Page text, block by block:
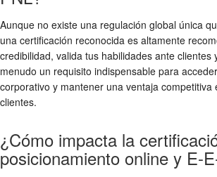
Aunque no existe una regulación global única
una certificación reconocida es altamente
credibilidad, valida tus habilidades ante clientes
menudo un requisito indispensable para
corporativo y mantener una ventaja competitiva
clientes.
¿Cómo impacta la
posicionamiento online y E-